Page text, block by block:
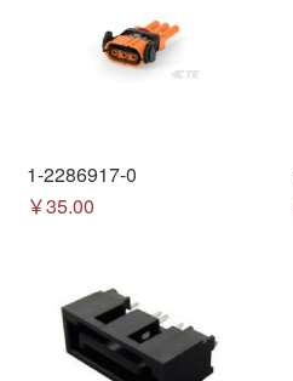
1-2286917-0
￥35.00